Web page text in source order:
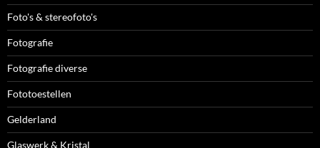
Foto's & stereofoto's
Fotografie
Fotografie diverse
Fototoestellen
Gelderland
Glaswerk & Kristal